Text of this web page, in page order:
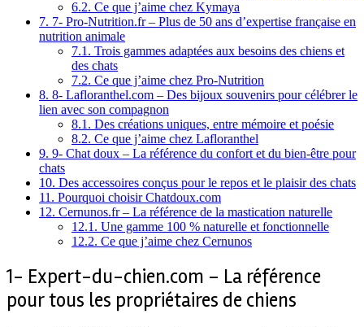
6.2. Ce que j’aime chez Kymaya
7. 7- Pro-Nutrition.fr – Plus de 50 ans d’expertise française en
nutrition animale
7.1. Trois gammes adaptées aux besoins des chiens et
des chats
7.2. Ce que j’aime chez Pro-Nutrition
8. 8- Lafloranthel.com – Des bijoux souvenirs pour célébrer le
lien avec son compagnon
8.1. Des créations uniques, entre mémoire et poésie
8.2. Ce que j’aime chez Lafloranthel
9. 9- Chat doux – La référence du confort et du bien-être pour
chats
10. Des accessoires conçus pour le repos et le plaisir des chats
11. Pourquoi choisir Chatdoux.com
12. Cernunos.fr – La référence de la mastication naturelle
12.1. Une gamme 100 % naturelle et fonctionnelle
12.2. Ce que j’aime chez Cernunos
1- Expert-du-chien.com – La référence
pour tous les propriétaires de chiens